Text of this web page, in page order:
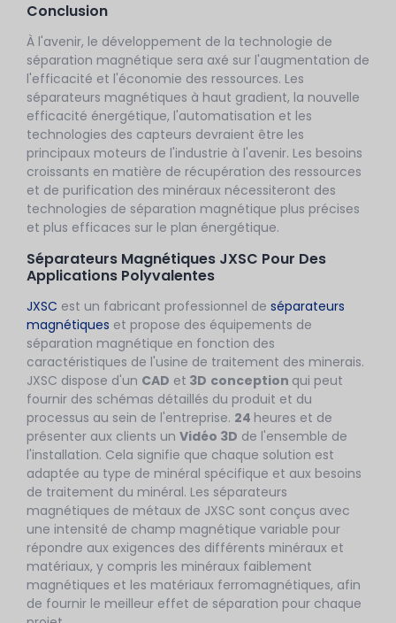
Conclusion
À l'avenir, le développement de la technologie de
séparation magnétique sera axé sur l'augmentation de
l'efficacité et l'économie des ressources. Les
séparateurs magnétiques à haut gradient, la nouvelle
efficacité énergétique, l'automatisation et les
technologies des capteurs devraient être les
principaux moteurs de l'industrie à l'avenir. Les besoins
croissants en matière de récupération des ressources
et de purification des minéraux nécessiteront des
technologies de séparation magnétique plus précises
et plus efficaces sur le plan énergétique.
Séparateurs Magnétiques JXSC Pour Des
Applications Polyvalentes
JXSC est un fabricant professionnel de séparateurs
magnétiques et propose des équipements de
séparation magnétique en fonction des
caractéristiques de l'usine de traitement des minerais.
JXSC dispose d'un CAD et 3D conception qui peut
fournir des schémas détaillés du produit et du
processus au sein de l'entreprise. 24 heures et de
présenter aux clients un Vidéo 3D de l'ensemble de
l'installation. Cela signifie que chaque solution est
adaptée au type de minéral spécifique et aux besoins
de traitement du minéral. Les séparateurs
magnétiques de métaux de JXSC sont conçus avec
une intensité de champ magnétique variable pour
répondre aux exigences des différents minéraux et
matériaux, y compris les minéraux faiblement
magnétiques et les matériaux ferromagnétiques, afin
de fournir le meilleur effet de séparation pour chaque